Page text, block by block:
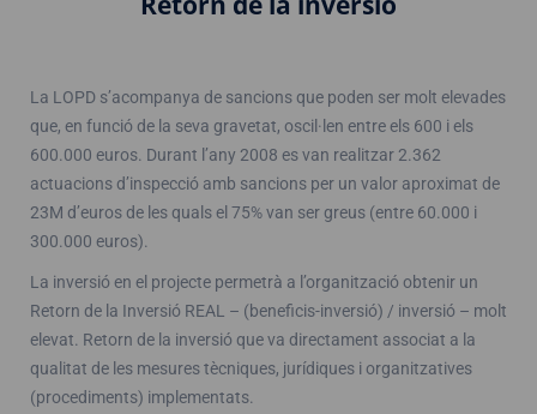
La LOPD s’acompanya de sancions que poden ser molt elevades
que, en funció de la seva gravetat, oscil·len entre els 600 i els
600.000 euros. Durant l’any 2008 es van realitzar 2.362
actuacions d’inspecció amb sancions per un valor aproximat de
23M d’euros de les quals el 75% van ser greus (entre 60.000 i
300.000 euros).
La inversió en el projecte permetrà a l’organització obtenir un
Retorn de la Inversió REAL – (beneficis-inversió) / inversió – molt
elevat. Retorn de la inversió que va directament associat a la
qualitat de les mesures tècniques, jurídiques i organitzatives
(procediments) implementats.